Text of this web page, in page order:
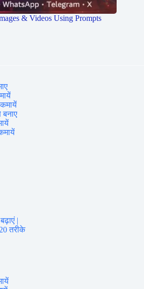
& Videos Using Prompts
|
तरीके